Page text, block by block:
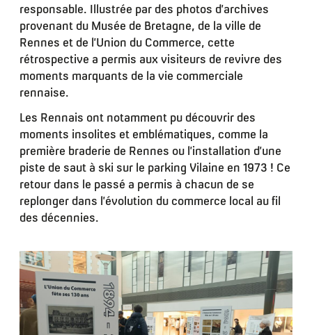
responsable. Illustrée par des photos d’archives
provenant du Musée de Bretagne, de la ville de
Rennes et de l’Union du Commerce, cette
rétrospective a permis aux visiteurs de revivre des
moments marquants de la vie commerciale
rennaise.
Les Rennais ont notamment pu découvrir des
moments insolites et emblématiques, comme la
première braderie de Rennes ou l’installation d’une
piste de saut à ski sur le parking Vilaine en 1973 ! Ce
retour dans le passé a permis à chacun de se
replonger dans l’évolution du commerce local au fil
des décennies.